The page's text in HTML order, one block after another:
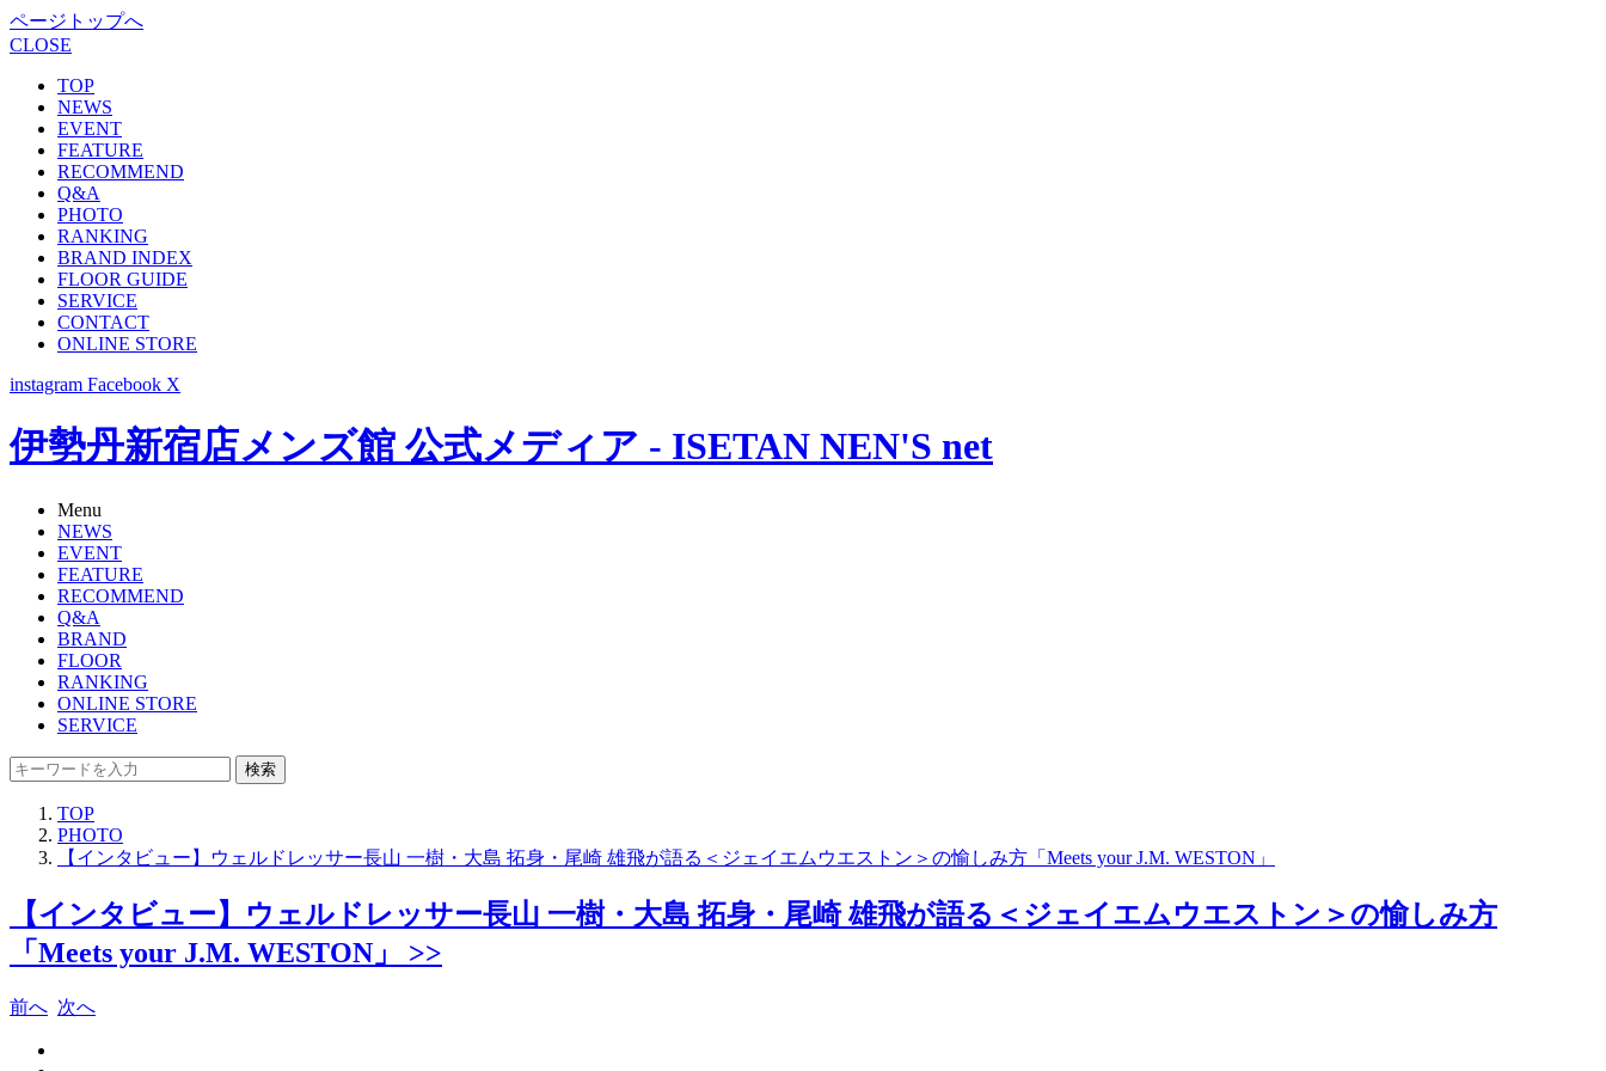
ページトップへ
CLOSE
TOP
NEWS
EVENT
FEATURE
RECOMMEND
Q&A
PHOTO
RANKING
BRAND INDEX
FLOOR GUIDE
SERVICE
CONTACT
ONLINE STORE
instagram Facebook X
伊勢丹新宿店メンズ館 公式メディア - ISETAN NEN'S net
Menu
NEWS
EVENT
FEATURE
RECOMMEND
Q&A
BRAND
FLOOR
RANKING
ONLINE STORE
SERVICE
検索
TOP
PHOTO
【インタビュー】ウェルドレッサー長山 一樹・大島 拓身・尾崎 雄飛が語る＜ジェイエムウエストン＞の愉しみ方「Meets your J.M. WESTON」
【インタビュー】ウェルドレッサー長山 一樹・大島 拓身・尾崎 雄飛が語る＜ジェイエムウエストン＞の愉しみ方
「Meets your J.M. WESTON」 >>
前へ 次へ